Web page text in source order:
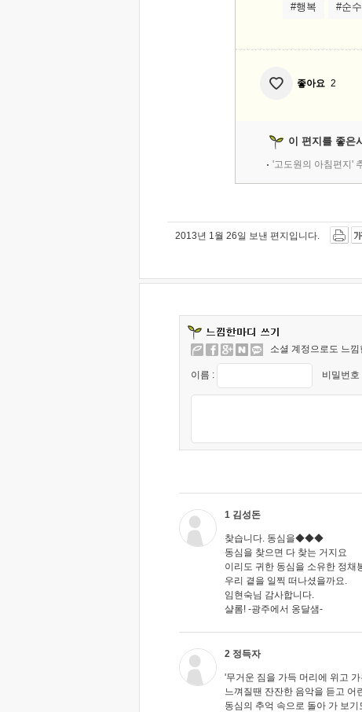
#행복 #순수
좋아요 2
이 편지를 좋은
'고도원의 아침편지'
2013년 1월 26일 보낸 편지입니다.
소셜 계정으로도 느
이름 : 비밀번호
1 김성돈
찾습니다. 동심을◆◆◆
동심을 찾으면 다 찾는 거지요
이리도 귀한 동심을 소유한 정채
우리 곁을 일찍 떠나셨을까요.
임현숙님 감사합니다.
샬롬! -광주에서 옹달샘-
2 정득자
'무거운 짐을 가득 머리에 위고 가
느껴질땐 잔잔한 음악을 듣고 어
동심의 추억 속으로 돌아 가 보기